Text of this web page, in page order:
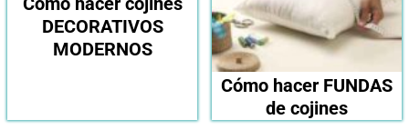
DECORATIVOS
MODERNOS
Cómo hacer FUNDAS
de cojines